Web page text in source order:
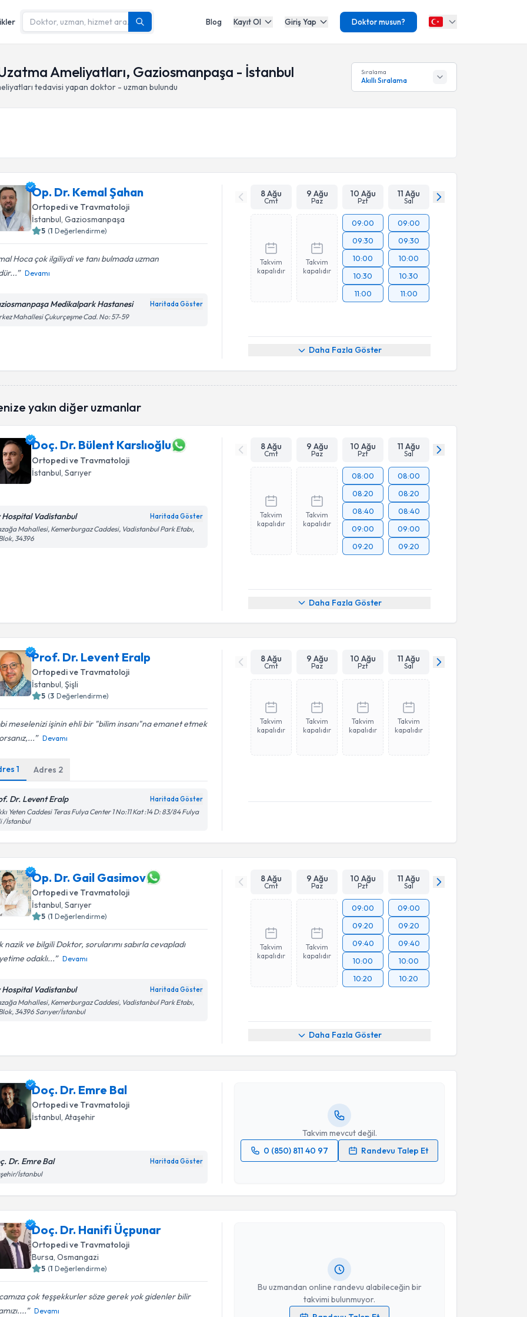
Blog Kayıt Ol Giriş Yap Doktor musun?
Ameliyatları, Gaziosmanpaşa - İstanbul
tedavisi yapan doktor - uzman bulundu
Sıralama
Akıllı Sıralama
Op. Dr. Kemal Şahan
Ortopedi ve Travmatoloji
İstanbul, Gaziosmanpaşa
5 (1 Değerlendirme)
Hoca çok ilgiliydi ve tanı bulmada uzman
Devamı
Medikalpark Hastanesi Haritada Göster
Mahallesi Çukurçeşme Cad. No: 57-59
8 Ağu
Cmt
9 Ağu
Paz
10 Ağu
Pzt
11 Ağu
Sal
Takvim
kapalıdır
Takvim
kapalıdır
09:00
09:30
10:00
10:30
11:00
09:00
09:30
10:00
10:30
11:00
Daha Fazla Göster
yakın diğer uzmanlar
Doç. Dr. Bülent Karslıoğlu
Ortopedi ve Travmatoloji
İstanbul , Sarıyer
Hospital Vadistanbul Haritada Göster
Mahallesi, Kemerburgaz Caddesi, Vadistanbul Park Etabı,
34396
8 Ağu
Cmt
9 Ağu
Paz
10 Ağu
Pzt
11 Ağu
Sal
Takvim
kapalıdır
Takvim
kapalıdır
08:00
08:20
08:40
09:00
09:20
08:00
08:20
08:40
09:00
09:20
Daha Fazla Göster
Prof. Dr. Levent Eralp
Ortopedi ve Travmatoloji
İstanbul, Şişli
5 (3 Değerlendirme)
meselenizi işinin ehli bir "bilim insanı"na emanet etmek
Devamı
1 Adres 2
Dr. Levent Eralp Haritada Göster
Yeten Caddesi Teras Fulya Center 1 No:11 Kat :14 D: 83/84 Fulya
/İstanbul
8 Ağu
Cmt
9 Ağu
Paz
10 Ağu
Pzt
11 Ağu
Sal
Takvim
kapalıdır
Takvim
kapalıdır
Takvim
kapalıdır
Takvim
kapalıdır
Op. Dr. Gail Gasimov
Ortopedi ve Travmatoloji
İstanbul, Sarıyer
5 (1 Değerlendirme)
nazik ve bilgili Doktor, sorularımı sabırla cevapladı
odaklı...
Devamı
Hospital Vadistanbul Haritada Göster
Mahallesi, Kemerburgaz Caddesi, Vadistanbul Park Etabı,
34396 Sarıyer/İstanbul
8 Ağu
Cmt
9 Ağu
Paz
10 Ağu
Pzt
11 Ağu
Sal
Takvim
kapalıdır
Takvim
kapalıdır
09:00
09:20
09:40
10:00
10:20
09:00
09:20
09:40
10:00
10:20
Daha Fazla Göster
Doç. Dr. Emre Bal
Ortopedi ve Travmatoloji
İstanbul , Ataşehir
Dr. Emre Bal Haritada Göster
İstanbul
Takvim mevcut değil.
0 (850) 811 40 97
Randevu Talep Et
Randevu Takvimi Talebi
Doç. Dr. Hanifi Üçpunar
Ortopedi ve Travmatoloji
Bursa , Osmangazi
5 (1 Değerlendirme)
çok teşşekkurler söze gerek yok gidenler bilir
Devamı
Bu uzmandan online randevu alabileceğin bir
takvimi bulunmuyor.
Randevu Takvimi Talebi
Doç. Dr. Hanifi Üçpunar